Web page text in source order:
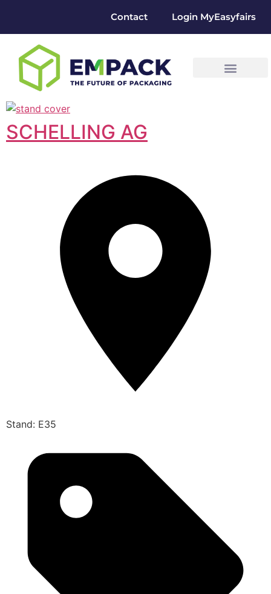
Contact Login MyEasyfairs
SCHELLING AG
Stand: E35